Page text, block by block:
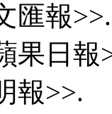
匯報>>.
果日報
報>>.